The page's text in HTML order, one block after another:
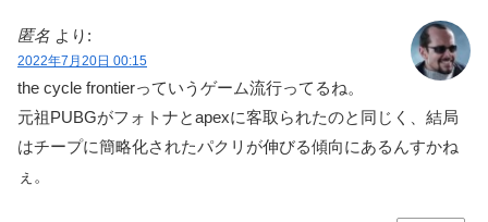
匿名 より:
2022年7月20日 00:15
the cycle frontierっていうゲーム流行ってるね。
元祖PUBGがフォトナとapexに客取られたのと同じく、結局
はチープに簡略化されたパクリが伸びる傾向にあるんすかね
ぇ。